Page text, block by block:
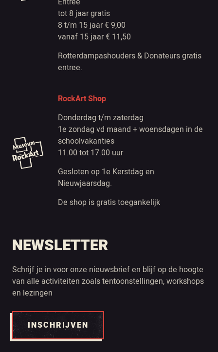
tot 8 jaar gratis
8 t/m 15 jaar € 9,00
vanaf 15 jaar € 11,50
Rotterdampashouders & Donateurs gratis
entree.
RockArt Shop
Donderdag t/m zaterdag
1e zondag vd maand + woensdagen in de
schoolvakanties
11.00 tot 17.00 uur
Gesloten op 1e Kerstdag en
Nieuwjaarsdag.
De shop is gratis toegankelijk
NEWSLETTER
Schrijf je in voor onze nieuwsbrief en blijf op de hoogte
van alle activiteiten zoals tentoonstellingen, workshops
en lezingen
INSCHRIJVEN